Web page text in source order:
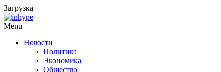
Загрузка
Menu
Новости
Политика
Экономика
Общество